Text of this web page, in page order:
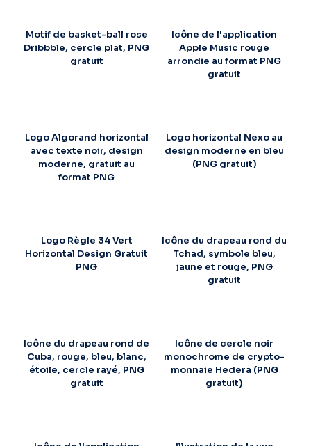
Motif de basket-ball rose
Dribbble, cercle plat, PNG
gratuit
Icône de l'application
Apple Music rouge
arrondie au format PNG
gratuit
Logo Algorand horizontal
avec texte noir, design
moderne, gratuit au
format PNG
Logo horizontal Nexo au
design moderne en bleu
(PNG gratuit)
Logo Règle 34 Vert
Horizontal Design Gratuit
PNG
Icône du drapeau rond du
Tchad, symbole bleu,
jaune et rouge, PNG
gratuit
Icône du drapeau rond de
Cuba, rouge, bleu, blanc,
étoile, cercle rayé, PNG
gratuit
Icône de cercle noir
monochrome de crypto-
monnaie Hedera (PNG
gratuit)